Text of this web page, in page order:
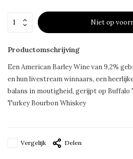
Niet op
Productomschrijving
Een American Barley Wine van 9,2%
en hun livestream winnaars, een
balans in moutigheid, gerijpt op Buffalo
Turkey Bourbon Whiskey
Vergelijk Delen